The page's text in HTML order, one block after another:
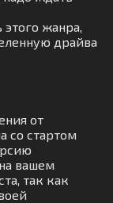
этого жанра,
драйва
от
со стартом
вашем
так как